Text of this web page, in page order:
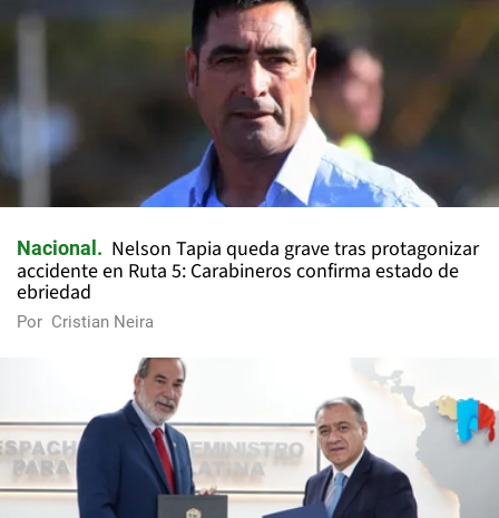
Nacional
Nelson Tapia queda grave tras protagonizar
accidente en Ruta 5: Carabineros confirma estado de
ebriedad
Por Cristian Neira